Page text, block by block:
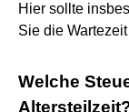
Hier sollte
Sie die
Welche